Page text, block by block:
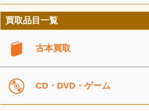
買取品目一覧
古本買取
CD・DVD・ゲーム